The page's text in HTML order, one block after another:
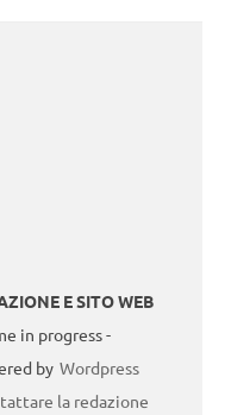
E SITO WEB
in progress -
by Wordpress
la redazione